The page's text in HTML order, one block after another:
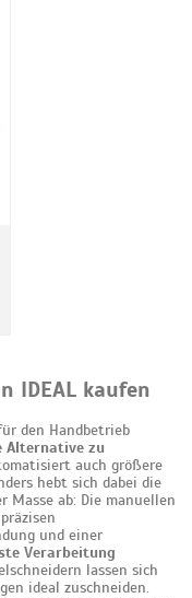
IDEAL kaufen
den Handbetrieb
Alternative zu
auch größere
hebt sich dabei die
Masse ab: Die manuellen
und einer
Verarbeitung
lassen sich
ideal zuschneiden.